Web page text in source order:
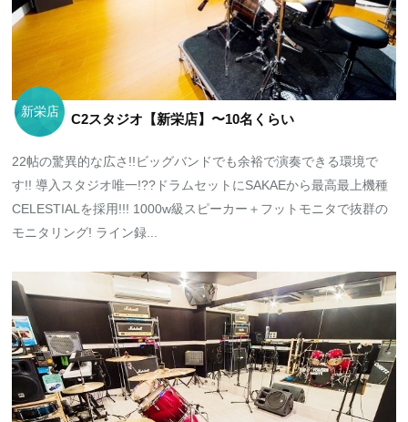
新栄店 C2スタジオ【新栄店】〜10名くらい
22帖の驚異的な広さ!!ビッグバンドでも余裕で演奏できる環境で
す!! 導入スタジオ唯一!??ドラムセットにSAKAEから最高最上機種
CELESTIALを採用!!! 1000w級スピーカー＋フットモニタで抜群の
モニタリング! ライン録...